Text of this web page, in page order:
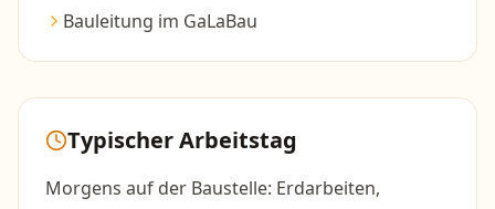
Bauleitung im GaLaBau
Typischer Arbeitstag
Morgens auf der Baustelle: Erdarbeiten,